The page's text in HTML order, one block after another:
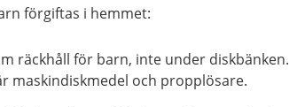
förgiftas i hemmet:
räckhåll för barn, inte under diskbänken.
maskindiskmedel och propplösare.